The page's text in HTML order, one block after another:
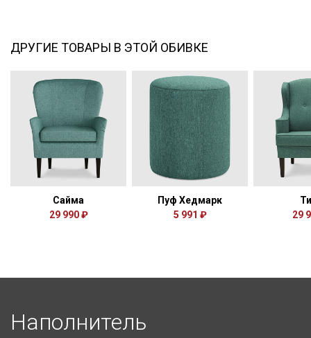
ДРУГИЕ ТОВАРЫ В ЭТОЙ ОБИВКЕ
Сайма
29 990 ₽
Пуф Хедмарк
5 991 ₽
29
Наполнитель